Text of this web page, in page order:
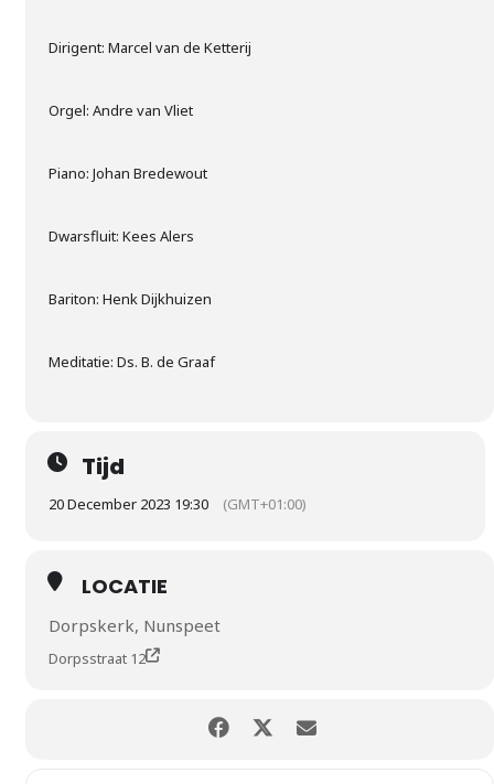
Dirigent: Marcel van de Ketterij
Orgel: Andre van Vliet
Piano: Johan Bredewout
Dwarsfluit: Kees Alers
Bariton: Henk Dijkhuizen
Meditatie: Ds. B. de Graaf
Tijd
20 December 2023 19:30 (GMT+01:00)
LOCATIE
Dorpskerk, Nunspeet
Dorpsstraat 12